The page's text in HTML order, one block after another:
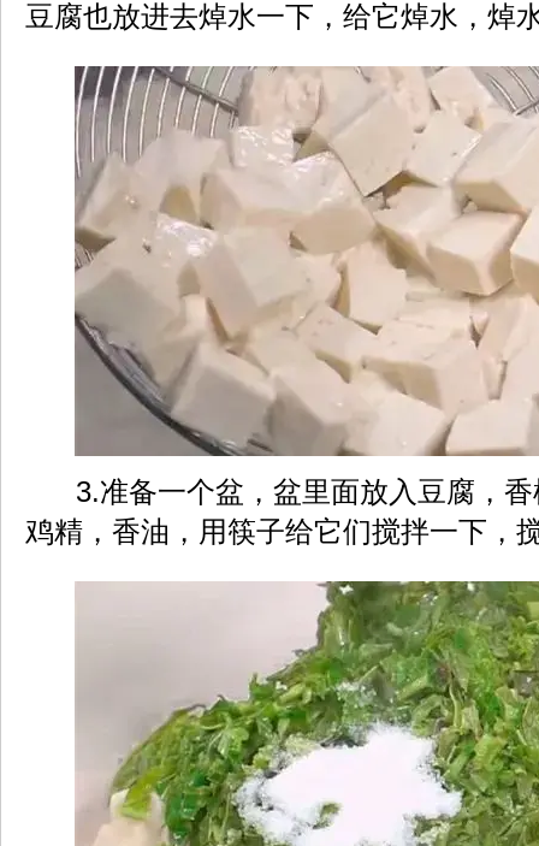
豆腐也放进去焯水一下，给它焯水，焯
3.准备一个盆，盆里面放入豆腐，
鸡精，香油，用筷子给它们搅拌一下，